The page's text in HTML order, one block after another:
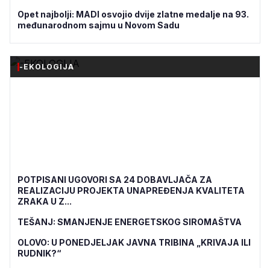
Opet najbolji: MADI osvojio dvije zlatne medalje na 93.
međunarodnom sajmu u Novom Sadu
-EKOLOGIJA
POTPISANI UGOVORI SA 24 DOBAVLJAČA ZA
REALIZACIJU PROJEKTA UNAPREĐENJA KVALITETA
ZRAKA U Z...
TEŠANJ: SMANJENJE ENERGETSKOG SIROMAŠTVA
OLOVO: U PONEDJELJAK JAVNA TRIBINA „KRIVAJA ILI
RUDNIK?“